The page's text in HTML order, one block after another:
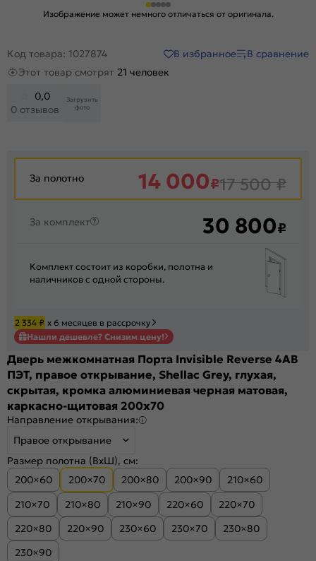
Изображение может немного отличаться от оригинала.
Код товара: 1027874 В избранное
В сравнение
Этот товар смотрят 21 человек
0,0
0 отзывов
Загрузить
фото
За полотно 14 000₽17 500₽
За комплект 30 800₽
Комплект состоит из коробки, полотна и
наличников с одной стороны.
2 334 ₽ х 6 месяцев в рассрочку
Нашли дешевле? Снизим цену!
Дверь межкомнатная Порта Invisible Reverse 4AB
ПЭТ, правое открывание, Shellac Grey, глухая,
скрытая, кромка алюминиевая черная матовая,
каркасно-щитовая 200x70
Направление открывания:
Правое открывание
Размер полотна (ВхШ), см:
200×60
200×70 200×80 200×90
210×60
210×70
210×80 210×90 220×60
220×70
220×80
220×90 230×60 230×70
230×80
230×90